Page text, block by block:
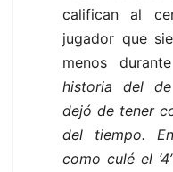
califican al
jugador que
menos
historia del
dejó de tener
del tiempo.
como culé el